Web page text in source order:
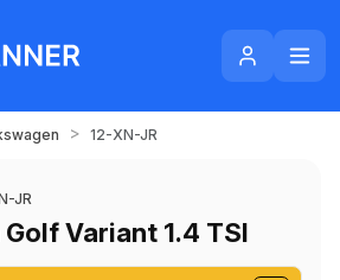
> 12-XN-JR
JR
Variant 1.4 TSI